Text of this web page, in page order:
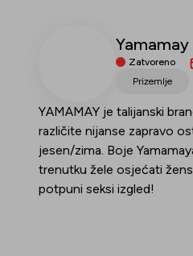
) Popusti (0)
Trgovine
Popusti
Događanja
Yamamay
Zatvoreno
Prizemlje
YAMAMAY je talijanski
različite nijanse zapravo
jesen/zima. Boje
trenutku žele osjećati
potpuni seksi izgled!